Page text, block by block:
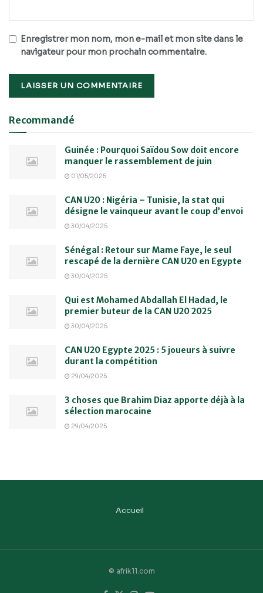
Enregistrer mon nom, mon e-mail et mon site dans le
navigateur pour mon prochain commentaire.
Recommandé
Guinée : Pourquoi Saïdou Sow doit encore
manquer le rassemblement de juin
01/05/2025
CAN U20 : Nigéria – Tunisie, la stat qui
désigne le vainqueur avant le coup d’envoi
30/04/2025
Sénégal : Retour sur Mame Faye, le seul
rescapé de la dernière CAN U20 en Egypte
30/04/2025
Qui est Mohamed Abdallah El Hadad, le
premier buteur de la CAN U20 2025
30/04/2025
CAN U20 Egypte 2025 : 5 joueurs à suivre
durant la compétition
29/04/2025
3 choses que Brahim Diaz apporte déjà à la
sélection marocaine
29/04/2025
Accueil
© afrik11.com